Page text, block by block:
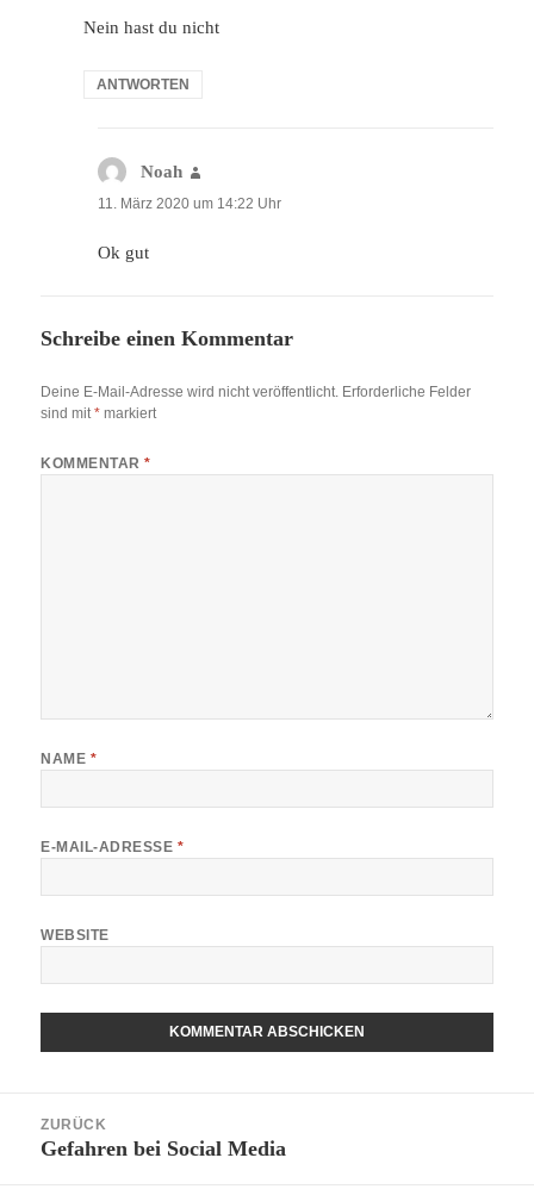
Nein hast du nicht
ANTWORTEN
Noah
11. März 2020 um 14:22 Uhr
Ok gut
Schreibe einen Kommentar
Deine E-Mail-Adresse wird nicht veröffentlicht. Erforderliche Felder
sind mit* markiert
KOMMENTAR*
NAME *
E-MAIL-ADRESSE *
WEBSITE
ZURÜCK
Vorheriger
Gefahren bei Social Media